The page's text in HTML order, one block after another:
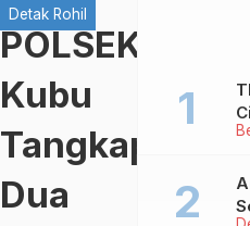
Detak Rohil
POLSEK
Kubu
Tangkap
Dua